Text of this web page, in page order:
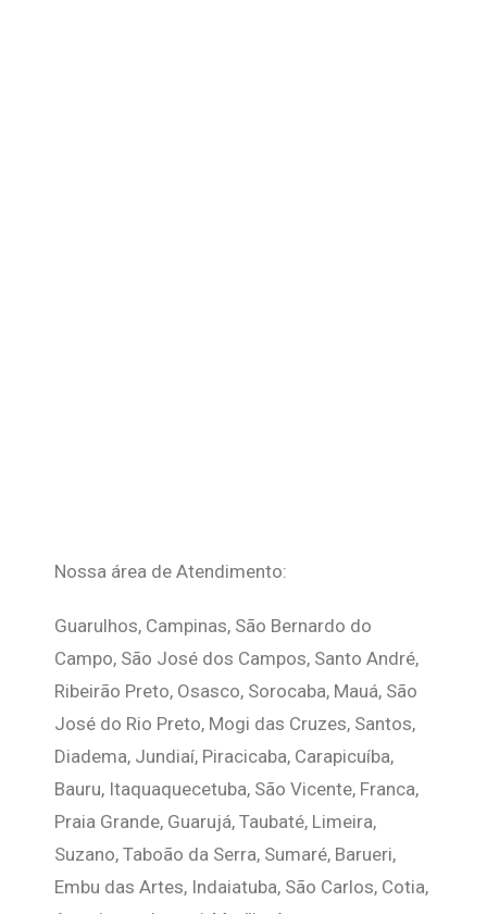
Nossa área de Atendimento:
Guarulhos, Campinas, São Bernardo do
Campo, São José dos Campos, Santo André,
Ribeirão Preto, Osasco, Sorocaba, Mauá, São
José do Rio Preto, Mogi das Cruzes, Santos,
Diadema, Jundiaí, Piracicaba, Carapicuíba,
Bauru, Itaquaquecetuba, São Vicente, Franca,
Praia Grande, Guarujá, Taubaté, Limeira,
Suzano, Taboão da Serra, Sumaré, Barueri,
Embu das Artes, Indaiatuba, São Carlos, Cotia,